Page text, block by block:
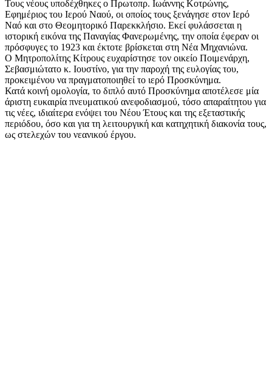
Τους νέους υποδέχθηκες ο Πρωτοπρ. Ιωάννης Κοτρώνης,
Εφημέριος του Ιερού Ναού, οι οποίος τους ξενάγησε στον Ιερό
Ναό και στο Θεομητορικό Παρεκκλήσιο. Εκεί φυλάσσεται η
ιστορική εικόνα της Παναγίας Φανερωμένης, την οποία έφεραν οι
πρόσφυγες το 1923 και έκτοτε βρίσκεται στη Νέα Μηχανιώνα.
Ο Μητροπολίτης Κίτρους ευχαρίστησε τον οικείο Ποιμενάρχη,
Σεβασμιώτατο κ. Ιουστίνο, για την παροχή της ευλογίας του,
προκειμένου να πραγματοποιηθεί το ιερό Προσκύνημα.
Κατά κοινή ομολογία, το διπλό αυτό Προσκύνημα αποτέλεσε μία
άριστη ευκαιρία πνευματικού ανεφοδιασμού, τόσο απαραίτητου για
τις νέες, ιδιαίτερα ενόψει του Νέου Έτους και της εξεταστικής
περιόδου, όσο και για τη λειτουργική και κατηχητική διακονία τους,
ως στελεχών του νεανικού έργου.